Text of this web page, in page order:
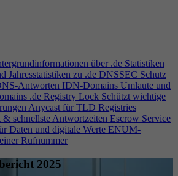
über .de Statistiken
Jahresstatistiken zu .de DNSSEC Schutz
Antworten IDN-Domains Umlaute und
.de Registry Lock Schützt wichtige
Anycast für TLD Registries
schnellste Antwortzeiten Escrow Service
Daten und digitale Werte ENUM-
Rufnummer
2025